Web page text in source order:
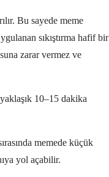
Bu sayede meme
sıkıştırma hafif bir
zarar vermez ve
10–15 dakika
memede küçük
yol açabilir.